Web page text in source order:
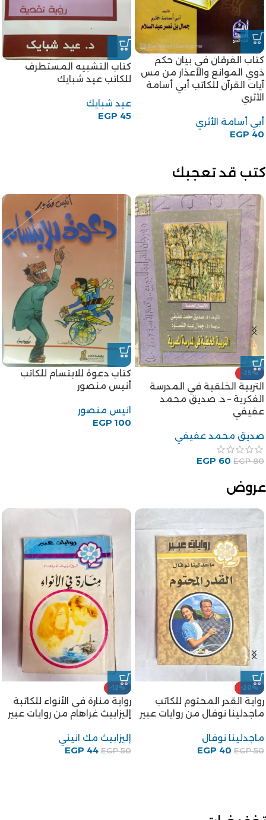
كتاب الفرقان في بيان حكم
ذوي الموانع والأعذار من مس
آيات القرآن للكاتب أبي أسامة
الأثري
أبي أسامة الأثري
EGP 40
كتاب التشبيه المستطرف
للكاتب عيد شبايك
عيد شبايك
EGP 45
كتب قد تعجبك
-25%
التربية الخلقية في المدرسة
الفكرية – د. صديق محمد
عفيفي
صديق محمد عفيفي
EGP80
EGP 60
كتاب دعوة للابتسام للكاتب
أنيس منصور
انيس منصور
EGP 100
عروض
-20%
رواية القدر المحتوم للكاتب
ماجدلينا نوفال من روايات عبير
ماجدلينا نوفال
EGP50
EGP 40
-12%
رواية منارة فى الأنواء للكاتبة
إليزابيث غراهام من روايات عبير
إليزابيث مك انيني
EGP50
EGP 44